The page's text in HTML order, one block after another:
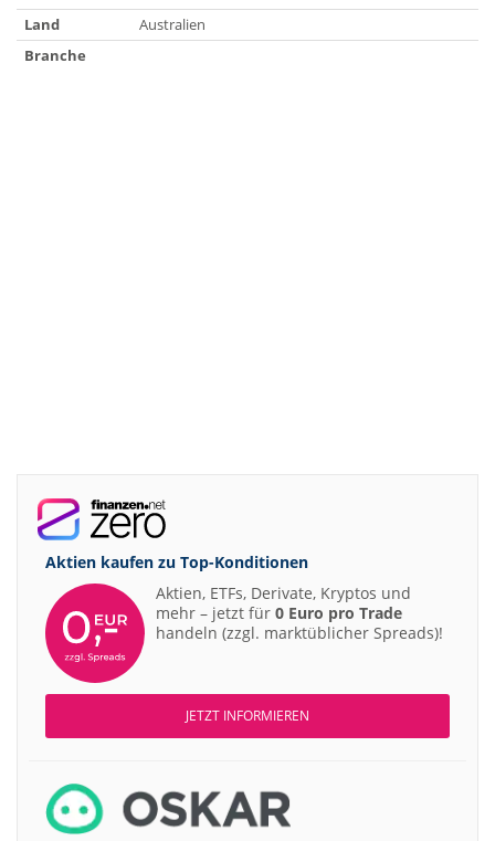
Land
Australien
Branche
Aktien kaufen zu Top-Konditionen
Aktien, ETFs, Derivate, Kryptos und
mehr – jetzt für 0 Euro pro Trade
handeln (zzgl. marktüblicher Spreads)!
JETZT INFORMIEREN